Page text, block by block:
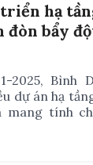
hạ
đòn bẩy
2025, Bình
dự án hạ
tính